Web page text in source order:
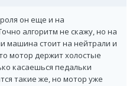
он еще и на
алгоритм не скажу, но на
машина стоит на нейтрали и
мотор держит холостые
касаешься педальки
такие же, но мотор уже